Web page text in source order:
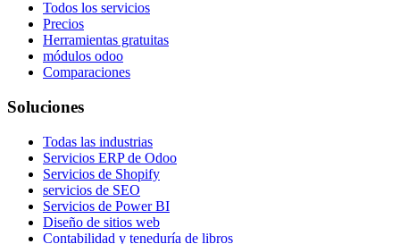
Todos los servicios
Precios
Herramientas gratuitas
módulos odoo
Comparaciones
Soluciones
Todas las industrias
Servicios ERP de Odoo
Servicios de Shopify
servicios de SEO
Servicios de Power BI
Diseño de sitios web
Contabilidad y teneduría de libros